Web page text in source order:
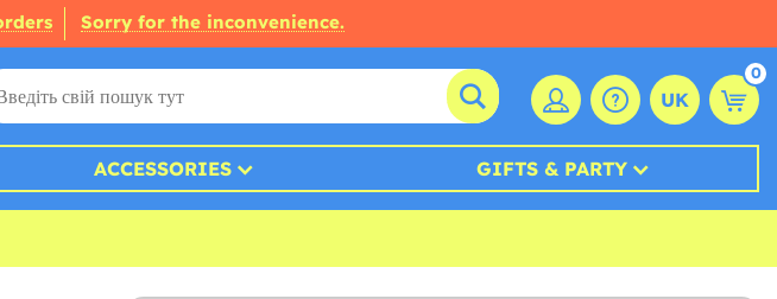
Sorry for the inconvenience.
UK
0
ACCESSORIES GIFTS & PARTY